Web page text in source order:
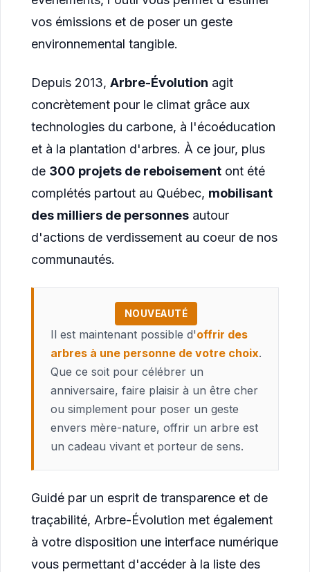
vos émissions et de poser un geste
environnemental tangible.
Depuis 2013, Arbre-Évolution agit
concrètement pour le climat grâce aux
technologies du carbone, à l'écoéducation
et à la plantation d'arbres. À ce jour, plus
de 300 projets de reboisement ont été
complétés partout au Québec, mobilisant
des milliers de personnes autour
d'actions de verdissement au coeur de nos
communautés.
NOUVEAUTÉ
Il est maintenant possible d'offrir des
arbres à une personne de votre choix.
Que ce soit pour célébrer un
anniversaire, faire plaisir à un être cher
ou simplement pour poser un geste
envers mère-nature, offrir un arbre est
un cadeau vivant et porteur de sens.
Guidé par un esprit de transparence et de
traçabilité, Arbre-Évolution met également
à votre disposition une interface numérique
vous permettant d'accéder à la liste des